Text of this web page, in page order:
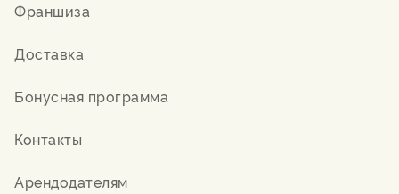
Франшиза
Доставка
Бонусная программа
Контакты
Арендодателям